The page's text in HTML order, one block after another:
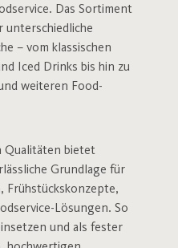
Das Sortiment
unterschiedliche
– vom klassischen
Iced Drinks bis hin zu
weiteren Food-
Qualitäten bietet
Grundlage für
Frühstückskonzepte,
Lösungen. So
und als fester